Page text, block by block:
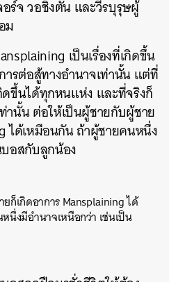
ร์จ วอชิงตัน และวีรบุรุษผู้
ม
เป็นเรื่องที่เกิดขึ้น
ารต่อสู้ทางอำนาจเท่านั้น แต่ที่
ขึ้นได้ทุกหนแห่ง และที่จริงก็
นั้น ต่อให้เป็นผู้ชายกับผู้ชาย
ได้เหมือนกัน ถ้าผู้ชายคนหนึ่ง
อสกับลูกน้อง
ก็เกิดอาการ Mansplaining ได้
นึ่งมีอำนาจเหนือกว่า เช่นเป็น